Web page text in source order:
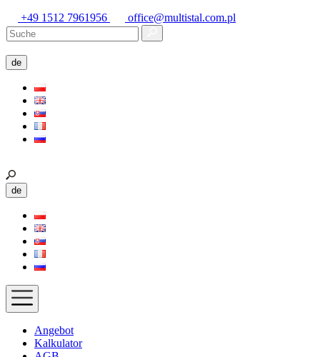
+49 1512 7961956 office@multistal.com.pl
de
de
Angebot
Kalkulator